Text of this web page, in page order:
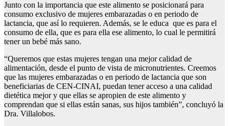
Junto con la importancia que este alimento se posicionará para
consumo exclusivo de mujeres embarazadas o en periodo de
lactancia, que así lo requieren. Además, se le educa que es para el
consumo de ella, que es para ella ese alimento, lo cual le permitirá
tener un bebé más sano.
“Queremos que estas mujeres tengan una mejor calidad de
alimentación, desde el punto de vista de micronutrientes. Creemos
que las mujeres embarazadas o en periodo de lactancia que son
beneficiarias de CEN-CINAI, puedan tener acceso a una calidad
dietética mejor y que ellas se apropien de este alimento y
comprendan que si ellas están sanas, sus hijos también”, concluyó la
Dra. Villalobos.